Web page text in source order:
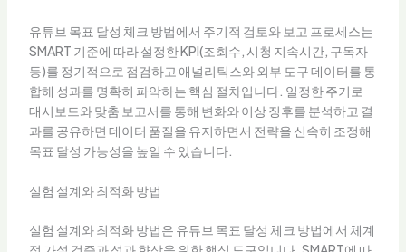
유튜브 목표 달성 체크 방법에서 주기적 검토와 보고 프로세스는
SMART 기준에 따라 설정한 KPI(조회수, 시청 지속시간, 구독자
등)를 정기적으로 점검하고 애널리틱스와 외부 도구 데이터를 통
합해 성과를 명확히 파악하는 핵심 절차입니다. 일정한 주기로
대시보드와 맞춤 보고서를 통해 변화와 이상 징후를 분석하고 결
과를 공유하면 데이터 품질을 유지하면서 전략을 신속히 조정해
목표 달성 가능성을 높일 수 있습니다.
실험 설계와 최적화 방법
실험 설계와 최적화 방법은 유튜브 목표 달성 체크 방법에서 체계